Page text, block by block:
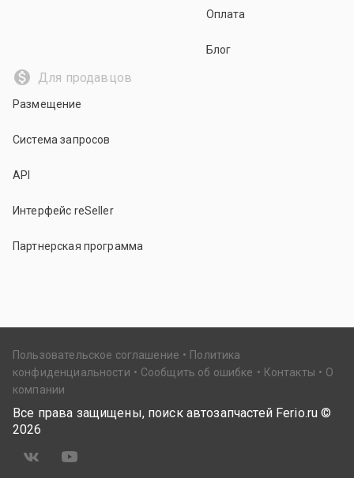
Оплата
Блог
Для продавцов
Размещение
Система запросов
API
Интерфейс reSeller
Партнерская программа
Пользовательское соглашение
Политика
конфиденциальности
Сообщить об ошибке Контакты
О
компании
Все права защищены, поиск автозапчастей Ferio.ru ©
2026